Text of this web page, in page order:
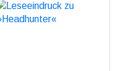
Leseeindruck zu
»Headhunter«